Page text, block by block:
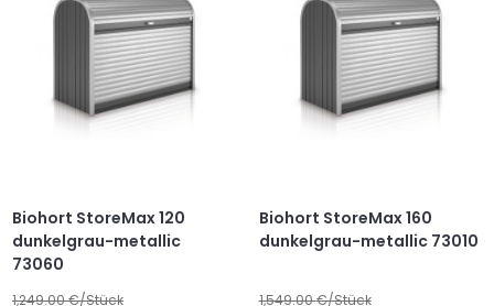
Biohort StoreMax 120
dunkelgrau-metallic
73060
1,249.00€/Stück
Biohort StoreMax 160
dunkelgrau-metallic 73010
1,549.00€/Stück